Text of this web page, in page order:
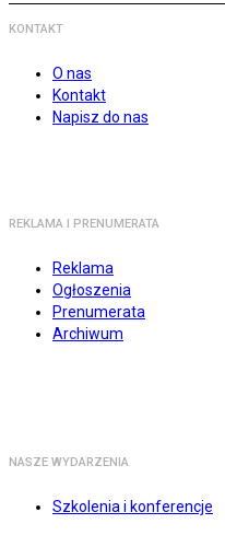
KONTAKT
O nas
Kontakt
Napisz do nas
REKLAMA I PRENUMERATA
Reklama
Ogłoszenia
Prenumerata
Archiwum
NASZE WYDARZENIA
Szkolenia i konferencje